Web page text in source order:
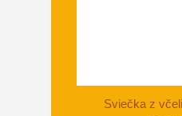
Sviečka z